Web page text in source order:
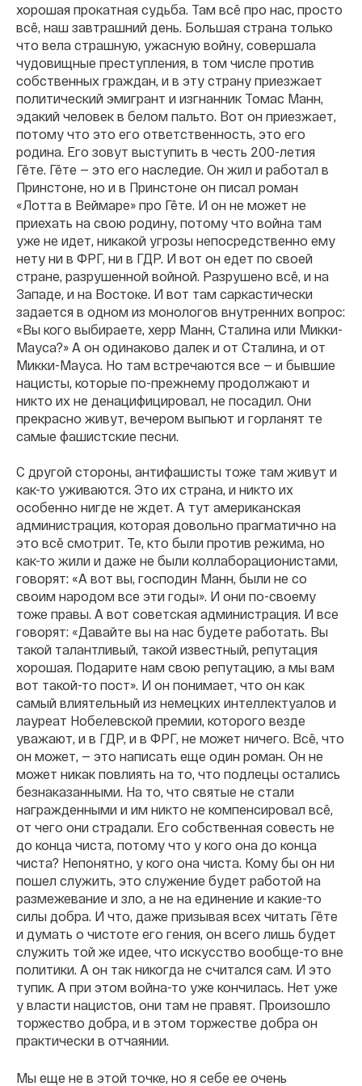
хорошая прокатная судьба. Там всё про нас, просто
всё, наш завтрашний день. Большая страна только
что вела страшную, ужасную войну, совершала
чудовищные преступления, в том числе против
собственных граждан, и в эту страну приезжает
политический эмигрант и изгнанник Томас Манн,
эдакий человек в белом пальто. Вот он приезжает,
потому что это его ответственность, это его
родина. Его зовут выступить в честь 200-летия
Гёте. Гёте — это его наследие. Он жил и работал в
Принстоне, но и в Принстоне он писал роман
«Лотта в Веймаре» про Гёте. И он не может не
приехать на свою родину, потому что война там
уже не идет, никакой угрозы непосредственно ему
нету ни в ФРГ, ни в ГДР. И вот он едет по своей
стране, разрушенной войной. Разрушено всё, и на
Западе, и на Востоке. И вот там саркастически
задается в одном из монологов внутренних вопрос:
«Вы кого выбираете, херр Манн, Сталина или Микки-
Мауса?» А он одинаково далек и от Сталина, и от
Микки-Мауса. Но там встречаются все — и бывшие
нацисты, которые по-прежнему продолжают и
никто их не денацифицировал, не посадил. Они
прекрасно живут, вечером выпьют и горланят те
самые фашистские песни.
С другой стороны, антифашисты тоже там живут и
как-то уживаются. Это их страна, и никто их
особенно нигде не ждет. А тут американская
администрация, которая довольно прагматично на
это всё смотрит. Те, кто были против режима, но
как-то жили и даже не были коллаборационистами,
говорят: «А вот вы, господин Манн, были не со
своим народом все эти годы». И они по-своему
тоже правы. А вот советская администрация. И все
говорят: «Давайте вы на нас будете работать. Вы
такой талантливый, такой известный, репутация
хорошая. Подарите нам свою репутацию, а мы вам
вот такой-то пост». И он понимает, что он как
самый влиятельный из немецких интеллектуалов и
лауреат Нобелевской премии, которого везде
уважают, и в ГДР, и в ФРГ, не может ничего. Всё, что
он может, — это написать еще один роман. Он не
может никак повлиять на то, что подлецы остались
безнаказанными. На то, что святые не стали
награжденными и им никто не компенсировал всё,
от чего они страдали. Его собственная совесть не
до конца чиста, потому что у кого она до конца
чиста? Непонятно, у кого она чиста. Кому бы он ни
пошел служить, это служение будет работой на
размежевание и зло, а не на единение и какие-то
силы добра. И что, даже призывая всех читать Гёте
и думать о чистоте его гения, он всего лишь будет
служить той же идее, что искусство вообще-то вне
политики. А он так никогда не считался сам. И это
тупик. А при этом война-то уже кончилась. Нет уже
у власти нацистов, они там не правят. Произошло
торжество добра, и в этом торжестве добра он
практически в отчаянии.
Мы еще не в этой точке, но я себе ее очень